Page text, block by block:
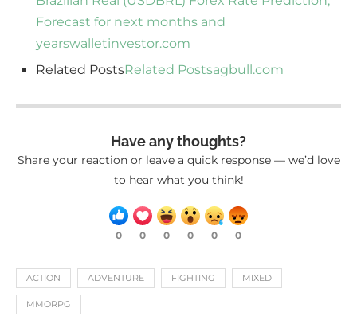
Forex Rate Prediction, Forecast for next
months and years United States Dollar to
Brazilian Real (USDBRL) Forex Rate Prediction,
Forecast for next months and
Share your reaction or leave a quick response — we’d love
to hear what you think!
0 0 0 0 0 0